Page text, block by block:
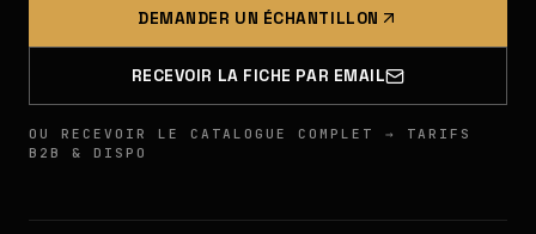
DEMANDER UN ÉCHANTILLON
RECEVOIR LA FICHE PAR EMAIL
OU RECEVOIR LE CATALOGUE COMPLET → TARIFS
B2B & DISPO